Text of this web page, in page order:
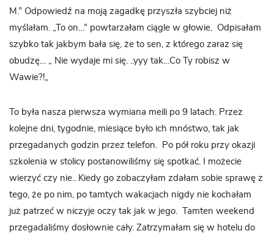
M.” Odpowiedź na moją zagadkę przyszła szybciej niż
myślałam. „To on…” powtarzałam ciągle w głowie. Odpisałam
szybko tak jakbym bała się, że to sen, z którego zaraz się
obudzę… „ Nie wydaje mi się. ..yyy tak…Co Ty robisz w
Wawie?!„
To była nasza pierwsza wymiana meili po 9 latach. Przez
kolejne dni, tygodnie, miesiące było ich mnóstwo, tak jak
przegadanych godzin przez telefon. Po pół roku przy okazji
szkolenia w stolicy postanowiliśmy się spotkać. I możecie
wierzyć czy nie.. Kiedy go zobaczyłam zdałam sobie sprawę z
tego, że po nim, po tamtych wakacjach nigdy nie kochałam
już patrzeć w niczyje oczy tak jak w jego. Tamten weekend
przegadaliśmy dosłownie cały. Zatrzymałam się w hotelu do